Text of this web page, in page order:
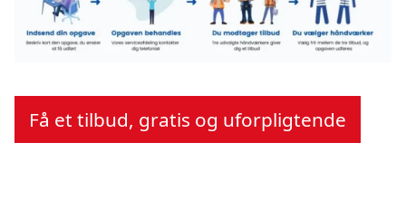
Få et tilbud, gratis og uforpligtende